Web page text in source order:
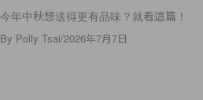
今年中秋想送得更有品味？就看這篇！
By Polly Tsai/2026年7月7日